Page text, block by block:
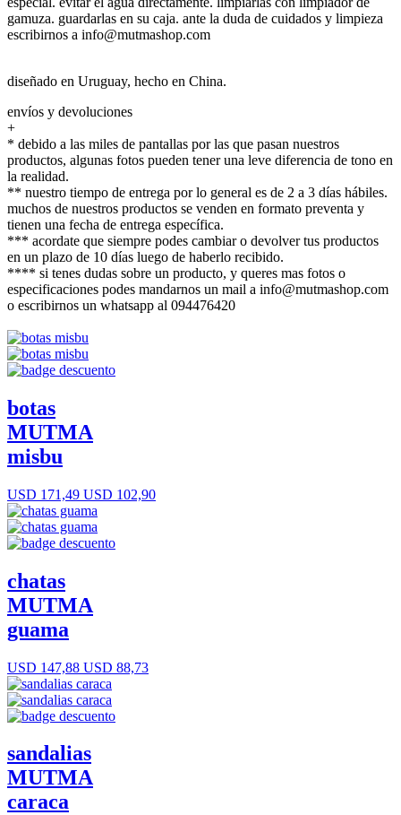
gamuza. guardarlas en su caja. ante la duda de cuidados y limpieza
escribirnos a info@mutmashop.com
diseñado en Uruguay, hecho en China.
envíos y devoluciones
+
* debido a las miles de pantallas por las que pasan nuestros
productos, algunas fotos pueden tener una leve diferencia de tono en
la realidad.
** nuestro tiempo de entrega por lo general es de 2 a 3 días hábiles.
muchos de nuestros productos se venden en formato preventa y
tienen una fecha de entrega específica.
*** acordate que siempre podes cambiar o devolver tus productos
en un plazo de 10 días luego de haberlo recibido.
**** si tenes dudas sobre un producto, y queres mas fotos o
especificaciones podes mandarnos un mail a info@mutmashop.com
o escribirnos un whatsapp al 094476420
botas
MUTMA
misbu
USD 171,49 USD 102,90
chatas
MUTMA
guama
USD 147,88 USD 88,73
sandalias
MUTMA
caraca